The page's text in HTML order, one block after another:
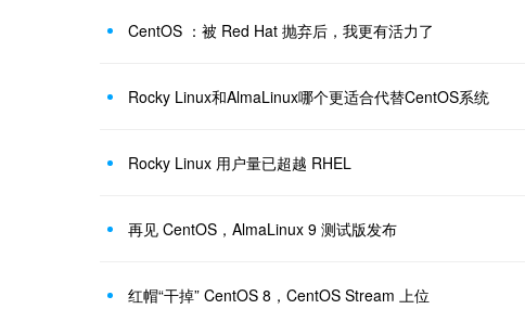
CentOS ：被 Red Hat 抛弃后，我更有活力了
Rocky Linux和AlmaLinux哪个更适合代替CentOS系统
Rocky Linux 用户量已超越 RHEL
再见 CentOS，AlmaLinux 9 测试版发布
红帽“干掉” CentOS 8，CentOS Stream 上位